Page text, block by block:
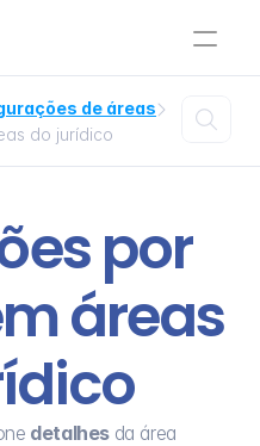
de áreas
do jurídico

por
áreas
detalhes da área